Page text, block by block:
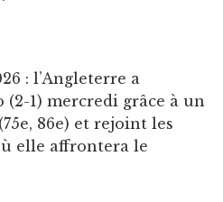
: l’Angleterre a
(2-1) mercredi grâce à un
86e) et rejoint les
elle affrontera le